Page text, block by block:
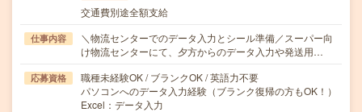
交通費別途全額支給
仕事内容
＼物流センターでのデータ入力とシール準備／スーパー向
け物流センターにて、夕方からのデータ入力や発送用…
応募資格
職種未経験OK / ブランクOK / 英語力不要
パソコンへのデータ入力経験（ブランク復帰の方もOK！）
Excel：データ入力